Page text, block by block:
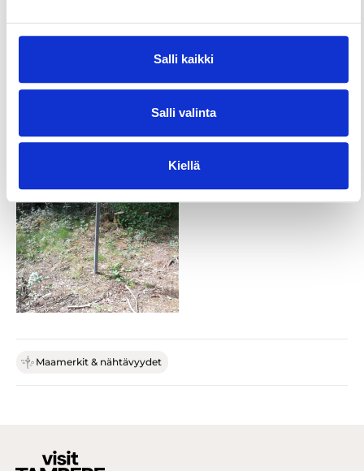
Salli kaikki
Salli valinta
Kiellä
Pysäköithän turvallisesti Keijärventien varteen.
Maamerkit & nähtävyydet